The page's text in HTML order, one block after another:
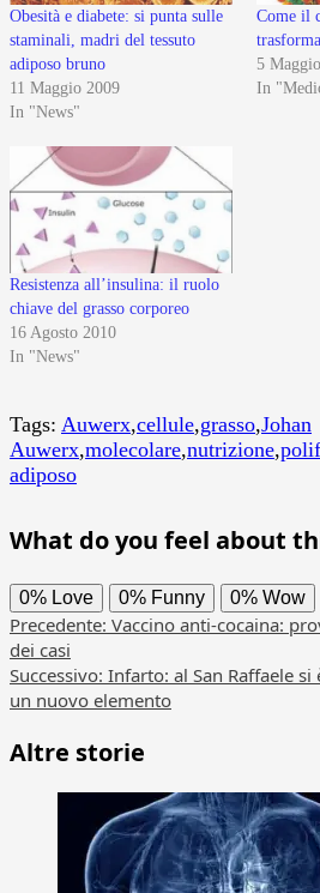
Obesità e diabete: si punta sulle
staminali, madri del tessuto
adiposo bruno
11 Maggio 2009
In "News"
Come il
5
In
Resistenza all’insulina: il ruolo
chiave del grasso corporeo
16 Agosto 2010
In "News"
Tags: Auwerx,cellule,grasso,Johan
Auwerx,molecolare,nutrizione,
adiposo
What do you feel about
0% Love 0% Funny 0% Wow
Navigazione
articolo
Precedente: Vaccino anti-cocaina:
dei casi
Successivo: Infarto: al San Raffaele si
un nuovo elemento
Altre storie